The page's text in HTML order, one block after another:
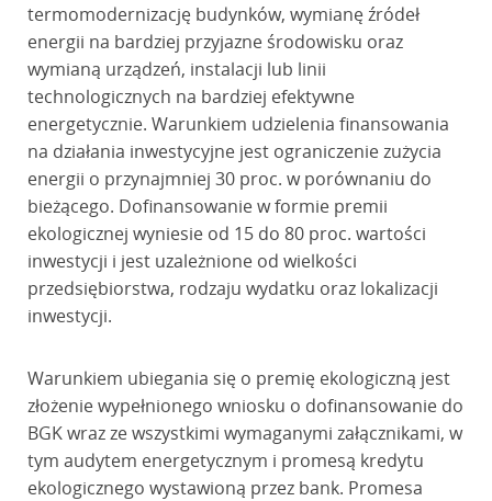
termomodernizację budynków, wymianę źródeł
energii na bardziej przyjazne środowisku oraz
wymianą urządzeń, instalacji lub linii
technologicznych na bardziej efektywne
energetycznie. Warunkiem udzielenia finansowania
na działania inwestycyjne jest ograniczenie zużycia
energii o przynajmniej 30 proc. w porównaniu do
bieżącego. Dofinansowanie w formie premii
ekologicznej wyniesie od 15 do 80 proc. wartości
inwestycji i jest uzależnione od wielkości
przedsiębiorstwa, rodzaju wydatku oraz lokalizacji
inwestycji.
Warunkiem ubiegania się o premię ekologiczną jest
złożenie wypełnionego wniosku o dofinansowanie do
BGK wraz ze wszystkimi wymaganymi załącznikami, w
tym audytem energetycznym i promesą kredytu
ekologicznego wystawioną przez bank. Promesa